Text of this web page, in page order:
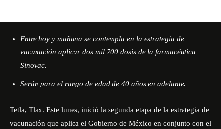
Entre hoy y mañana se contempla en la estrategia de
vacunación aplicar dos mil 700 dosis de la farmacéutica
Sinovac.
Serán para el rango de edad de 40 años en adelante.
Tetla, Tlax. Este lunes, inició la segunda etapa de la estrategia de
vacunación que aplica el Gobierno de México en conjunto con el